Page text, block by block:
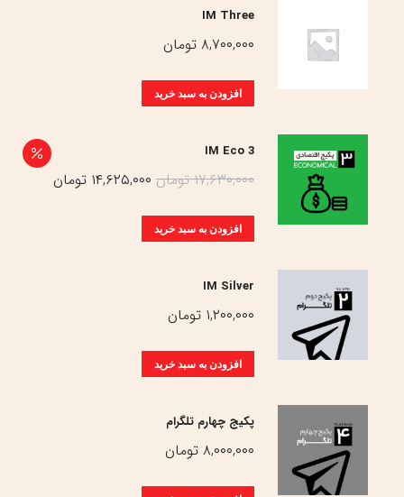
IM Three
۸,۷۰۰,۰۰۰ تومان
افزودن به سبد خرید
IM Eco 3
۱۷,۶۳۰,۰۰۰ تومان قیمت
۱۴,۶۲۵,۰۰۰ تومانقیمت
افزودن به سبد خرید
IM Silver
۱,۲۰۰,۰۰۰ تومان
افزودن به سبد خرید
پکیج چهارم تلگرام
۸,۰۰۰,۰۰۰ تومان